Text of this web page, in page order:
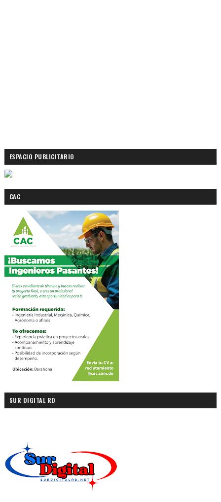
ESPACIO PUBLICITARIO
CAC
SUR DIGITAL RD